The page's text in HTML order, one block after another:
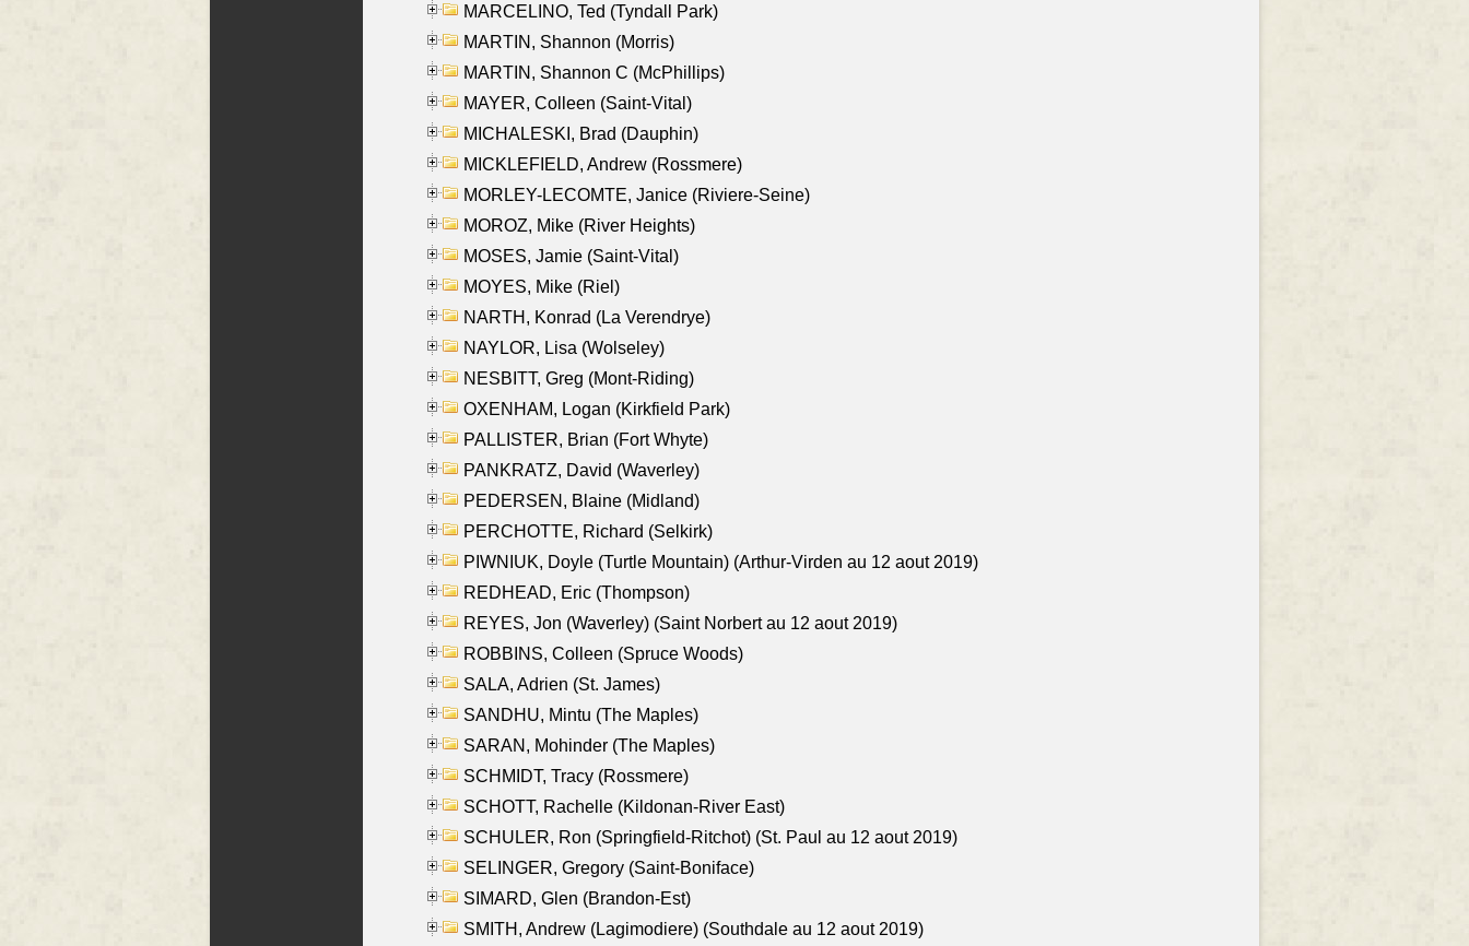
MARCELINO, Ted (Tyndall Park)
MARTIN, Shannon (Morris)
MARTIN, Shannon C (McPhillips)
MAYER, Colleen (Saint-Vital)
MICHALESKI, Brad (Dauphin)
MICKLEFIELD, Andrew (Rossmere)
MORLEY-LECOMTE, Janice (Riviere-Seine)
MOROZ, Mike (River Heights)
MOSES, Jamie (Saint-Vital)
MOYES, Mike (Riel)
NARTH, Konrad (La Verendrye)
NAYLOR, Lisa (Wolseley)
NESBITT, Greg (Mont-Riding)
OXENHAM, Logan (Kirkfield Park)
PALLISTER, Brian (Fort Whyte)
PANKRATZ, David (Waverley)
PEDERSEN, Blaine (Midland)
PERCHOTTE, Richard (Selkirk)
PIWNIUK, Doyle (Turtle Mountain) (Arthur-Virden au 12 aout 2019)
REDHEAD, Eric (Thompson)
REYES, Jon (Waverley) (Saint Norbert au 12 aout 2019)
ROBBINS, Colleen (Spruce Woods)
SALA, Adrien (St. James)
SANDHU, Mintu (The Maples)
SARAN, Mohinder (The Maples)
SCHMIDT, Tracy (Rossmere)
SCHOTT, Rachelle (Kildonan-River East)
SCHULER, Ron (Springfield-Ritchot) (St. Paul au 12 aout 2019)
SELINGER, Gregory (Saint-Boniface)
SIMARD, Glen (Brandon-Est)
SMITH, Andrew (Lagimodiere) (Southdale au 12 aout 2019)